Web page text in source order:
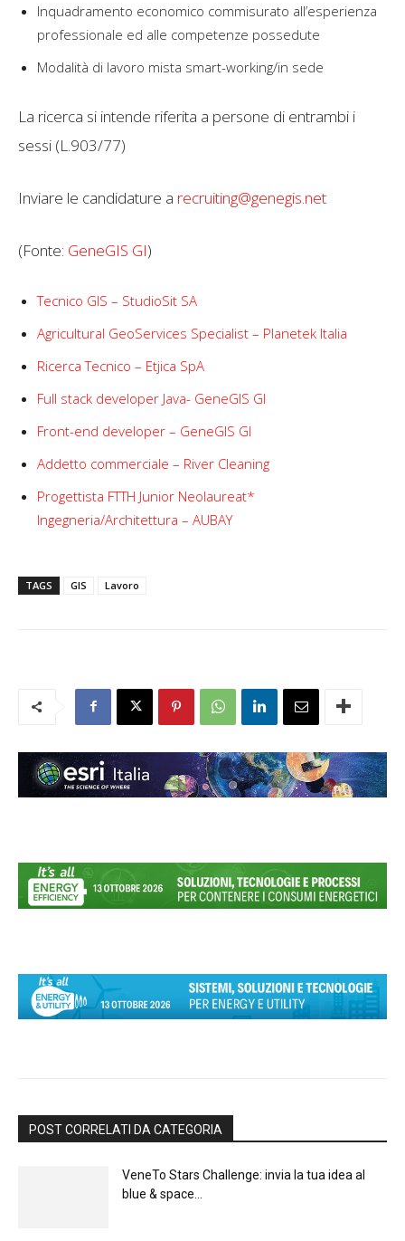
Inquadramento economico commisurato all’esperienza
professionale ed alle competenze possedute
Modalità di lavoro mista smart-working/in sede
La ricerca si intende riferita a persone di entrambi i
sessi (L.903/77)
Inviare le candidature a recruiting@genegis.net
(Fonte: GeneGIS GI)
Tecnico GIS – StudioSit SA
Agricultural GeoServices Specialist – Planetek Italia
Ricerca Tecnico – Etjica SpA
Full stack developer Java- GeneGIS GI
Front-end developer – GeneGIS GI
Addetto commerciale – River Cleaning
Progettista FTTH Junior Neolaureat*
Ingegneria/Architettura – AUBAY
TAGS GIS Lavoro
POST CORRELATI DA CATEGORIA
VeneTo Stars Challenge: invia la tua idea al
blue & space...